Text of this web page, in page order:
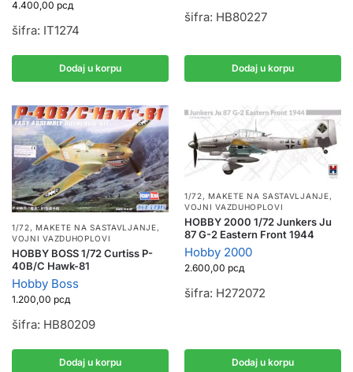
4.400,00 рсд
šifra: IT1274
Dodaj u korpu
šifra: HB80227
Dodaj u korpu
1/72, MAKETE NA SASTAVLJANJE,
VOJNI VAZDUHOPLOVI
HOBBY BOSS 1/72 Curtiss P-
40B/C Hawk-81
Hobby Boss
1.200,00 рсд
šifra: HB80209
Dodaj u korpu
1/72,MAKETE NA SASTAVLJANJE,
VOJNI VAZDUHOPLOVI
HOBBY 2000 1/72 Junkers Ju
87 G-2 Eastern Front 1944
Hobby 2000
2.600,00 рсд
šifra: H272072
Dodaj u korpu